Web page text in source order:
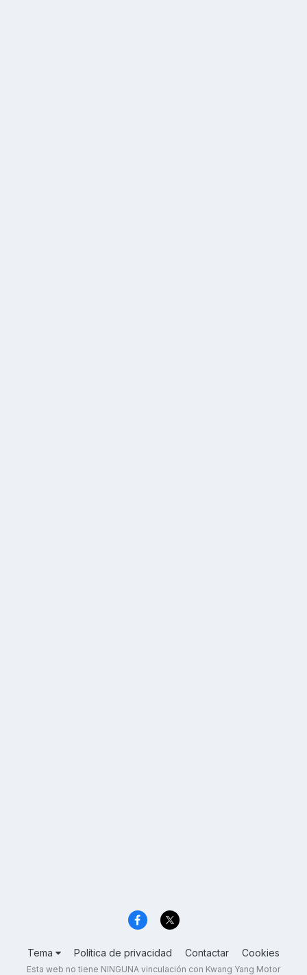
Tema Política de privacidad Contactar Cookies
Esta web no tiene NINGUNA vinculación con Kwang Yang Motor